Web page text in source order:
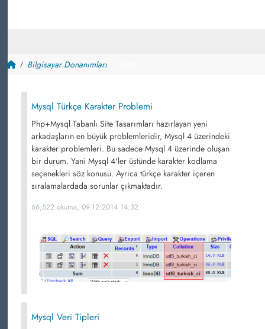
Bilgisayar Donanımları
Mysql Türkçe Karakter Problemi
Php+Mysql Tabanlı Site Tasarımları hazırlayan yeni
arkadaşların en büyük problemleridir, Mysql 4 üzerindeki
karakter problemleri. Bu sadece Mysql 4 üzerinde oluşan
bir durum. Yani Mysql 4'ler üstünde karakter kodlama
seçenekleri söz konusu. Ayrıca türkçe karakter içeren
sıralamalardada sorunlar çıkmaktadır.
66,522 okuma, 09.12.2014 14:32
Mysql Veri Tipleri